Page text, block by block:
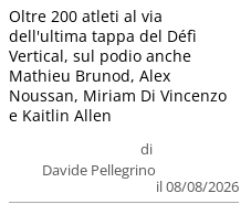
di
Davide Pellegrino
il 08/08/2026
Oltre 200 atleti al via
dell'ultima tappa del Défì
Vertical, sul podio anche
Mathieu Brunod, Alex
Noussan, Miriam Di Vincenzo
e Kaitlin Allen